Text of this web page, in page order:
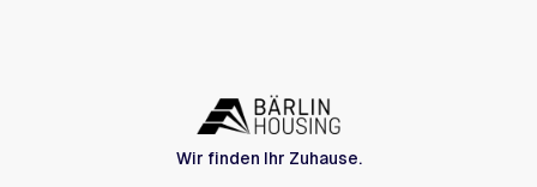
Wir finden Ihr Zuhause.